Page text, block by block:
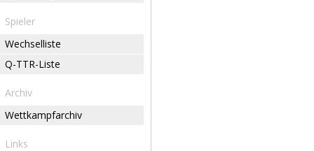
Spieler
Wechselliste
Q-TTR-Liste
Archiv
Wettkampfarchiv
Links